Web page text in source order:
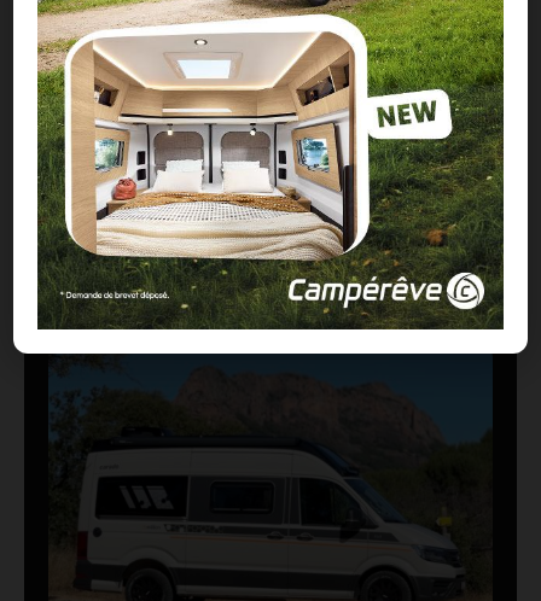
Clever VANS Célébration 600, des astuces et
de belles finitions
18/07/2026